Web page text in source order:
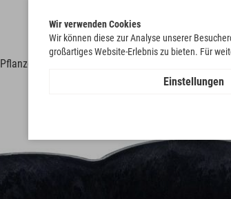
Pflanzgefäße
Wir verwenden Cookies
Wir können diese zur Analyse unserer
großartiges Website-Erlebnis zu bieten. Für
Einstellungen